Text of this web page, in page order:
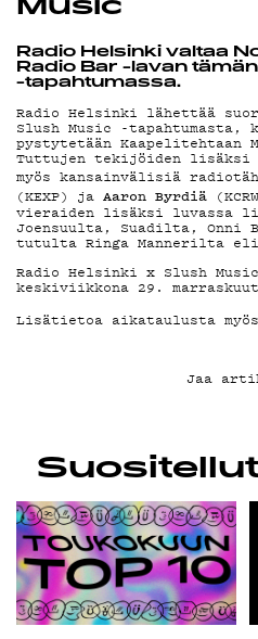
G
Music
Radio Helsinki valtaa
Radio Bar -lavan
-tapahtumassa.
Radio Helsinki lähettää
Slush Music -tapahtumasta,
pystytetään
Tuttujen tekijöiden lisäksi
myös kansainvälisiä
(KEXP) ja Aaron Byrdiä (KCRW
vieraiden lisäksi luvassa
Joensuulta, Suadilta, Onni
tutulta Ringa Mannerilta
Radio Helsinki x Slush
keskiviikkona 29.
Lisätietoa aikataulusta myös
Jaa